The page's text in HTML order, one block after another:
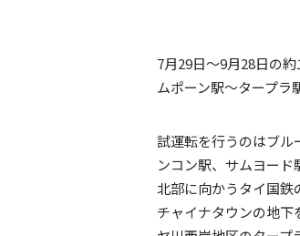
7月29日〜9月28日の
ムポーン駅〜タープラ
試運転を行うのはブル
ンコン駅、サムヨー
北部に向かうタイ国鉄
チャイナタウンの地下